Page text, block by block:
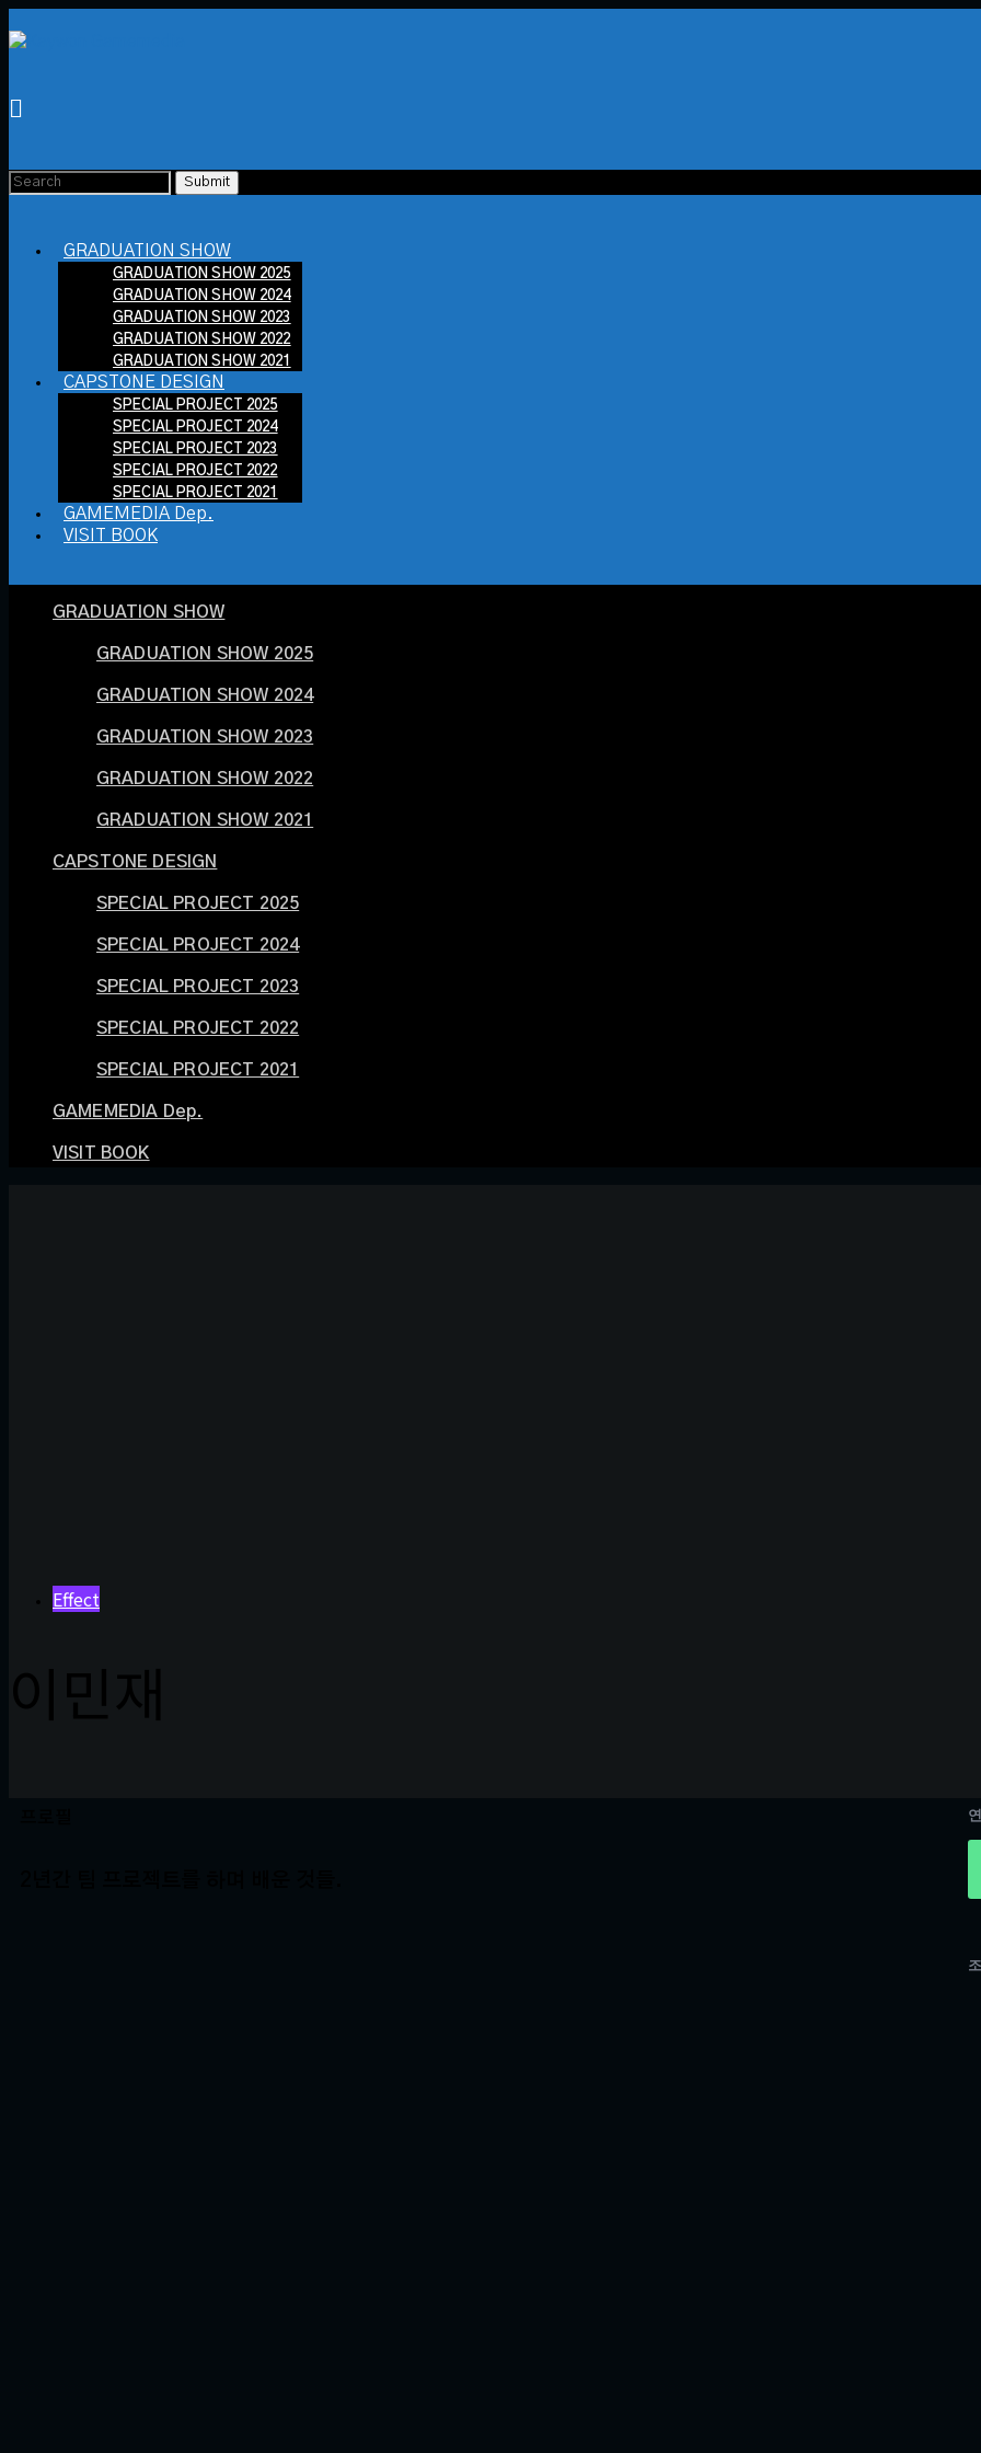
GRADUATION SHOW
GRADUATION SHOW 2025
GRADUATION SHOW 2024
GRADUATION SHOW 2023
GRADUATION SHOW 2022
GRADUATION SHOW 2021
CAPSTONE DESIGN
SPECIAL PROJECT 2025
SPECIAL PROJECT 2024
SPECIAL PROJECT 2023
SPECIAL PROJECT 2022
SPECIAL PROJECT 2021
GAMEMEDIA Dep.
VISIT BOOK
GRADUATION SHOW
GRADUATION SHOW 2025
GRADUATION SHOW 2024
GRADUATION SHOW 2023
GRADUATION SHOW 2022
GRADUATION SHOW 2021
CAPSTONE DESIGN
SPECIAL PROJECT 2025
SPECIAL PROJECT 2024
SPECIAL PROJECT 2023
SPECIAL PROJECT 2022
SPECIAL PROJECT 2021
GAMEMEDIA Dep.
VISIT BOOK
Effect